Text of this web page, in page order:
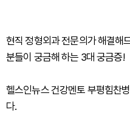
현직 정형외과 전문의가 해결해
분들이 궁금해 하는 3대 궁금증!
헬스인뉴스 건강멘토 부평힘찬
다.